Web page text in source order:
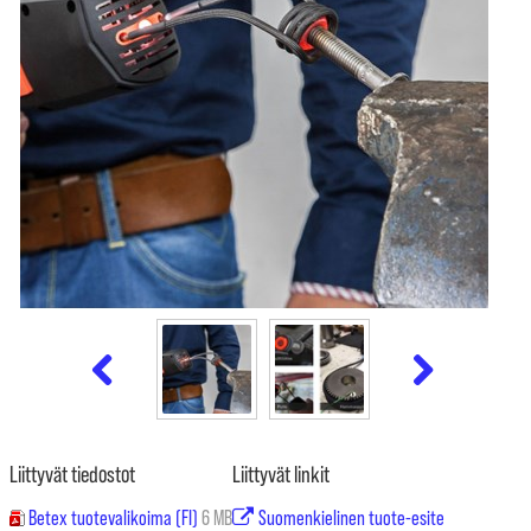
Liittyvät tiedostot
Betex tuotevalikoima (FI) 6 MB
Liittyvät linkit
Suomenkielinen tuote-esite